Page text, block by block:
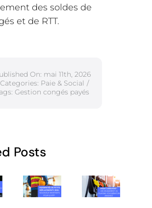
des soldes de
et de RTT.
On: mai 11th, 2026
Categories: Paie & Social /
Gestion congés payés
Posts